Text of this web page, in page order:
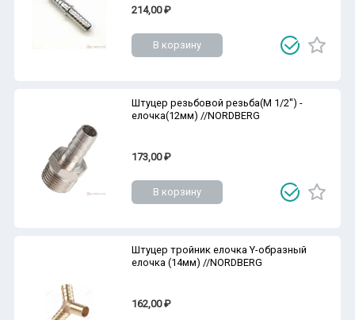
214,00 ₽
В корзину
Штуцер резьбовой резьба(M 1/2'') -
елочка(12мм) //NORDBERG
173,00 ₽
В корзину
Штуцер тройник елочка Y-образный
елочка (14мм) //NORDBERG
162,00 ₽